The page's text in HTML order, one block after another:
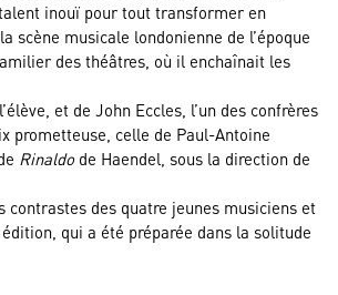
inouï pour tout transformer en
scène musicale londonienne de l’époque
des théâtres, où il enchaînait les
et de John Eccles, l’un des confrères
prometteuse, celle de Paul-Antoine
Rinaldo de Haendel, sous la direction de
des quatre jeunes musiciens et
qui a été préparée dans la solitude